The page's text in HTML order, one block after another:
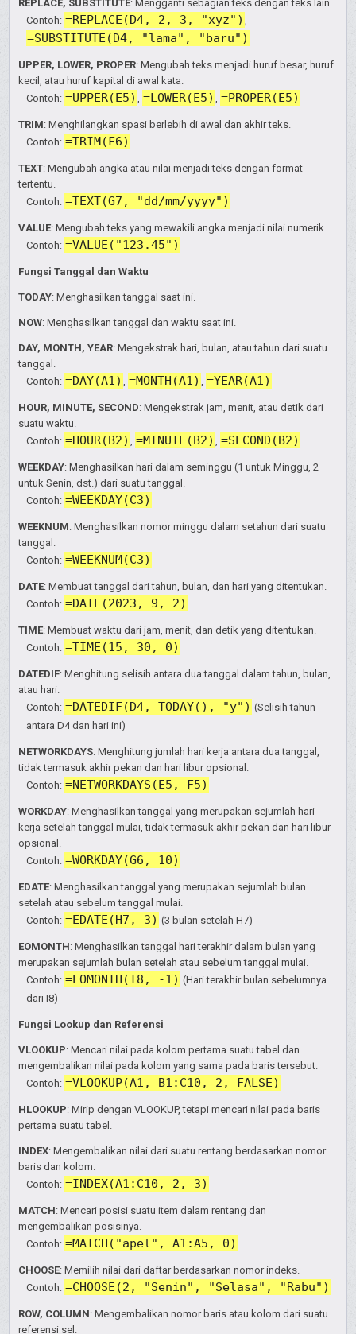
REPLACE, SUBSTITUTE: Mengganti sebagian teks dengan teks lain.
Contoh: =REPLACE(D4, 2, 3, "xyz")
=SUBSTITUTE(D4, "lama", "baru")
UPPER, LOWER, PROPER: Mengubah teks menjadi huruf besar, huruf
kecil, atau huruf kapital di awal kata.
Contoh: =UPPER(E5) =LOWER(E5) =PROPER(E5)
TRIM: Menghilangkan spasi berlebih di awal dan akhir teks.
Contoh: =TRIM(F6)
TEXT: Mengubah angka atau nilai menjadi teks dengan format
tertentu.
Contoh: =TEXT(G7, "dd/mm/yyyy")
VALUE: Mengubah teks yang mewakili angka menjadi nilai numerik.
Contoh: =VALUE("123.45")
Fungsi Tanggal dan Waktu
TODAY: Menghasilkan tanggal saat ini.
NOW: Menghasilkan tanggal dan waktu saat ini.
DAY, MONTH, YEAR: Mengekstrak hari, bulan, atau tahun dari suatu
tanggal.
Contoh: =DAY(A1) =MONTH(A1) =YEAR(A1)
HOUR, MINUTE, SECOND: Mengekstrak jam, menit, atau detik dari
suatu waktu.
Contoh: =HOUR(B2) =MINUTE(B2) =SECOND(B2)
WEEKDAY: Menghasilkan hari dalam seminggu (1 untuk Minggu, 2
untuk Senin, dst.) dari suatu tanggal.
Contoh: =WEEKDAY(C3)
WEEKNUM: Menghasilkan nomor minggu dalam setahun dari suatu
tanggal.
Contoh: =WEEKNUM(C3)
DATE: Membuat tanggal dari tahun, bulan, dan hari yang ditentukan.
Contoh: =DATE(2023, 9, 2)
TIME: Membuat waktu dari jam, menit, dan detik yang ditentukan.
Contoh: =TIME(15, 30, 0)
DATEDIF: Menghitung selisih antara dua tanggal dalam tahun, bulan,
atau hari.
Contoh: =DATEDIF(D4, TODAY(), "y") (Selisih tahun
antara D4 dan hari ini)
NETWORKDAYS: Menghitung jumlah hari kerja antara dua tanggal,
tidak termasuk akhir pekan dan hari libur opsional.
Contoh: =NETWORKDAYS(E5, F5)
WORKDAY: Menghasilkan tanggal yang merupakan sejumlah hari
kerja setelah tanggal mulai, tidak termasuk akhir pekan dan hari libur
opsional.
Contoh: =WORKDAY(G6, 10)
EDATE: Menghasilkan tanggal yang merupakan sejumlah bulan
setelah atau sebelum tanggal mulai.
Contoh: =EDATE(H7, 3) (3 bulan setelah H7)
EOMONTH: Menghasilkan tanggal hari terakhir dalam bulan yang
merupakan sejumlah bulan setelah atau sebelum tanggal mulai.
Contoh: =EOMONTH(I8, -1) (Hari terakhir bulan sebelumnya
dari I8)
Fungsi Lookup dan Referensi
VLOOKUP: Mencari nilai pada kolom pertama suatu tabel dan
mengembalikan nilai pada kolom yang sama pada baris tersebut.
Contoh: =VLOOKUP(A1, B1:C10, 2, FALSE)
HLOOKUP: Mirip dengan VLOOKUP, tetapi mencari nilai pada baris
pertama suatu tabel.
INDEX: Mengembalikan nilai dari suatu rentang berdasarkan nomor
baris dan kolom.
Contoh: =INDEX(A1:C10, 2, 3)
MATCH: Mencari posisi suatu item dalam rentang dan
mengembalikan posisinya.
Contoh: =MATCH("apel", A1:A5, 0)
CHOOSE: Memilih nilai dari daftar berdasarkan nomor indeks.
Contoh: =CHOOSE(2, "Senin", "Selasa", "Rabu")
ROW, COLUMN: Mengembalikan nomor baris atau kolom dari suatu
referensi sel.